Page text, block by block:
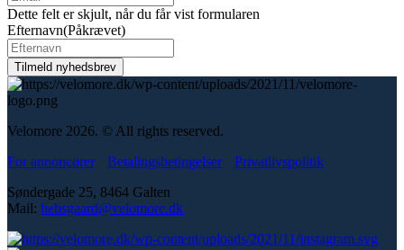
Dette felt er skjult, når du får vist formularen
Efternavn(Påkrævet)
Velomore 2026. © All rights reserved.
For annoncører
Betalingsbetingelser
Privatlivspolitik
Søndergade 25, 8464 Galten
Mail: hebsgaard@velomore.dk